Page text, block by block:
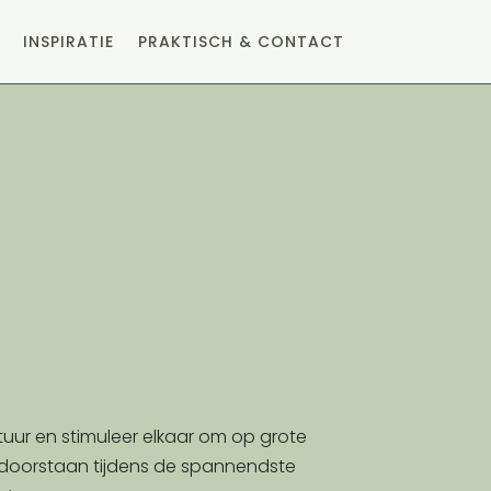
INSPIRATIE PRAKTISCH & CONTACT
en stimuleer elkaar om op grote
tijdens de spannendste